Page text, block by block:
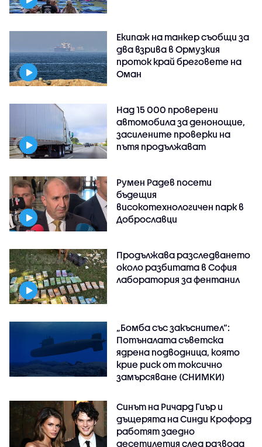
Екипаж на танкер съобщи за
два взрива в Ормузкия
проток край бреговете на
Оман
Над 15 000 проверени
автомобила за денонощие,
засилените проверки на
пътя продължават
Румен Радев посети
бъдещия
високотехнологичен парк в
Доброславци
Продължава разследването
около разбитата в София
лаборатория за фентанил
„Бомба със закъснител“:
Потъналата съветска
ядрена подводница, която
крие риск от токсично
замърсяване (СНИМКИ)
Синът на Ричард Гиър и
дъщерята на Синди Крофорд
работят заедно
десетилетия след развода